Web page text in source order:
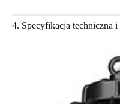
4. Specyfikacja techniczna